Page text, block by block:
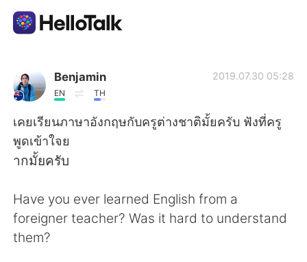
AI Grammar Checker
English
简体中文 繁體中文
Español
Benjamin
EN TH
2019.07.30 05:28
เคยเรียนภาษาอังกฤษกับครูต่างชาติมั้ยครับ ฟังที่ครู
พูดเข้าใจย
ากมั้ยครับ
Have you ever learned English from a
foreigner teacher? Was it hard to understand
them?